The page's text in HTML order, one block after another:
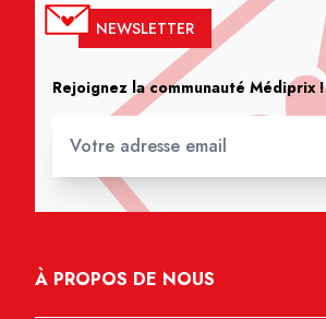
NEWSLETTER
Rejoignez la communauté Médiprix !
À PROPOS DE NOUS